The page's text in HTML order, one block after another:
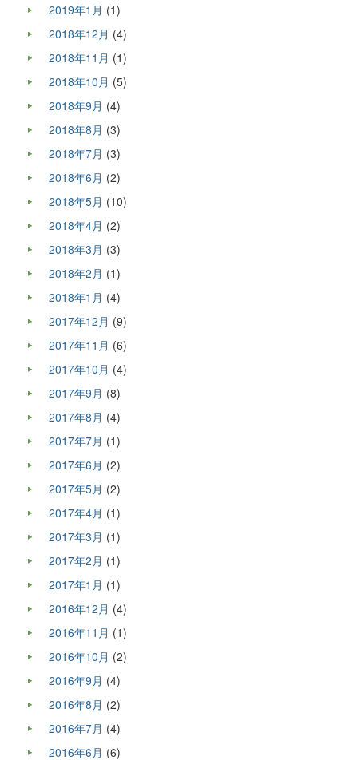
2019年1月 (1)
2018年12月 (4)
2018年11月 (1)
2018年10月 (5)
2018年9月 (4)
2018年8月 (3)
2018年7月 (3)
2018年6月 (2)
2018年5月 (10)
2018年4月 (2)
2018年3月 (3)
2018年2月 (1)
2018年1月 (4)
2017年12月 (9)
2017年11月 (6)
2017年10月 (4)
2017年9月 (8)
2017年8月 (4)
2017年7月 (1)
2017年6月 (2)
2017年5月 (2)
2017年4月 (1)
2017年3月 (1)
2017年2月 (1)
2017年1月 (1)
2016年12月 (4)
2016年11月 (1)
2016年10月 (2)
2016年9月 (4)
2016年8月 (2)
2016年7月 (4)
2016年6月 (6)